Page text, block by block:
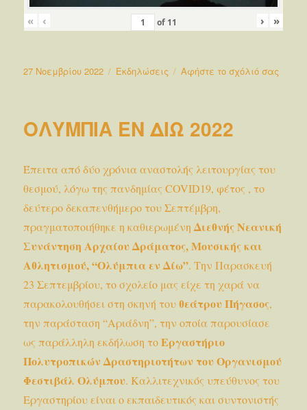
« ‹ of 11 › »
Δημοσιεύτηκε
27 Νοεμβρίου 2022 Κατηγορίες
Εκδηλώσεις Αφήστε το σχόλιό σας
2022
ΟΛΥΜΠΙΑ ΕΝ ΔΙΩ 2022
Έπειτα από δύο χρόνια αναστολής λειτουργίας του
θεσμού, λόγω της πανδημίας COVID19, φέτος , το
δεύτερο δεκαπενθήμερο του Σεπτέμβρη,
πραγματοποιήθηκε η καθιερωμένηΔιεθνής Νεανική
Συνάντηση Αρχαίου Δράματος, Μουσικής και
Αθλητισμού, “Ολύμπια εν Δίω”. Την Παρασκευή
23 Σεπτεμβρίου, το σχολείο μας είχε τη χαρά να
παρακολουθήσει στη σκηνή τουθεάτρου Πήγασος,
την παράσταση “Αριάδνη”, την οποία παρουσίασε
ως παράλληλη εκδήλωση τοΕργαστήριο
Πολυτροπικών Δραστηριοτήτων του Οργανισμού
Φεστιβάλ Ολύμπου. Καλλιτεχνικός υπεύθυνος του
Εργαστηρίου είναι ο εκπαιδευτικός και συντονιστής